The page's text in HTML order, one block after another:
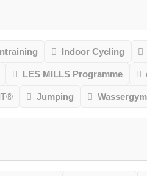
Indoor Cycling
LES MILLS Programme
Jumping